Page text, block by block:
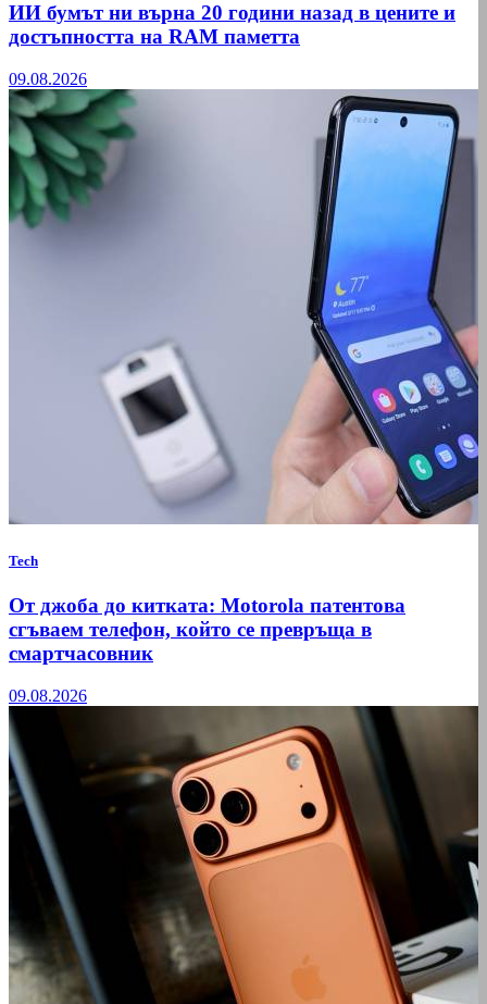
ИИ бумът ни върна 20 години назад в цените и
достъпността на RAM паметта
09.08.2026
Tech
От джоба до китката: Motorola патентова
сгъваем телефон, който се превръща в
смартчасовник
09.08.2026